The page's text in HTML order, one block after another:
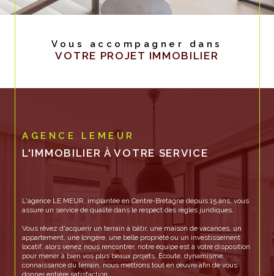
Vous accompagner dans
VOTRE PROJET IMMOBILIER
AGENCE LEMEUR
L'IMMOBILIER À VOTRE SERVICE
L'agence LE MEUR, implantée en Centre-Bretagne depuis 15 ans, vous
assure un service de qualité dans le respect des règles juridiques.
Vous rêvez d'acquérir un terrain à bâtir, une maison de vacances, un
appartement, une longère, une belle propriété ou un investissement
locatif, alors venez nous rencontrer, notre équipe est à votre disposition
pour mener à bien vos plus beaux projets. Écoute, dynamisme,
connaissance du terrain, nous mettrons tout en œuvre afin de vous